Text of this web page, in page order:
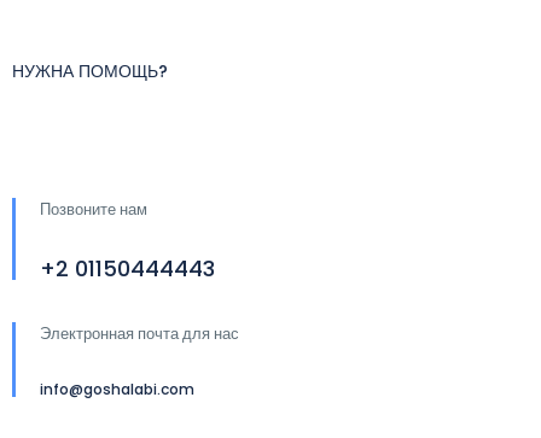
НУЖНА ПОМОЩЬ?
Позвоните нам
+2 01150444443
Электронная почта для нас
info@goshalabi.com